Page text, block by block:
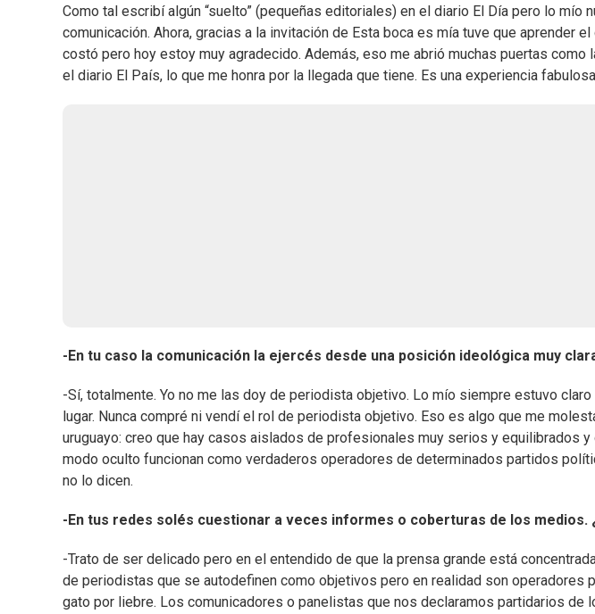
Como tal escribí algún “suelto” (pequeñas editoriales) en el diario El Día pero lo mío
comunicación. Ahora, gracias a la invitación de Esta boca es mía tuve que aprender
costó pero hoy estoy muy agradecido. Además, eso me abrió muchas puertas
el diario El País, lo que me honra por la llegada que tiene. Es una experiencia
-En tu caso la comunicación la ejercés desde una posición ideológica muy
-Sí, totalmente. Yo no me las doy de periodista objetivo. Lo mío siempre estuvo
lugar. Nunca compré ni vendí el rol de periodista objetivo. Eso es algo que me
uruguayo: creo que hay casos aislados de profesionales muy serios y equilibrados
modo oculto funcionan como verdaderos operadores de determinados partidos
no lo dicen.
-En tus redes solés cuestionar a veces informes o coberturas de los medios.
-Trato de ser delicado pero en el entendido de que la prensa grande está
de periodistas que se autodefinen como objetivos pero en realidad son operadores
gato por liebre. Los comunicadores o panelistas que nos declaramos partidarios de